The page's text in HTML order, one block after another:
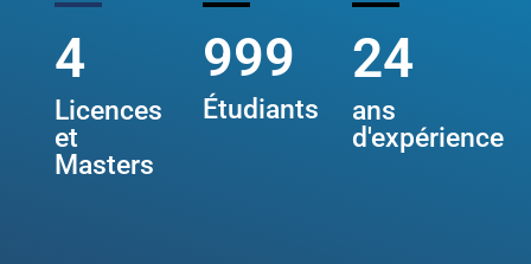
5
Licences
et
Masters
1000
Étudiants
25
ans
d'expérience